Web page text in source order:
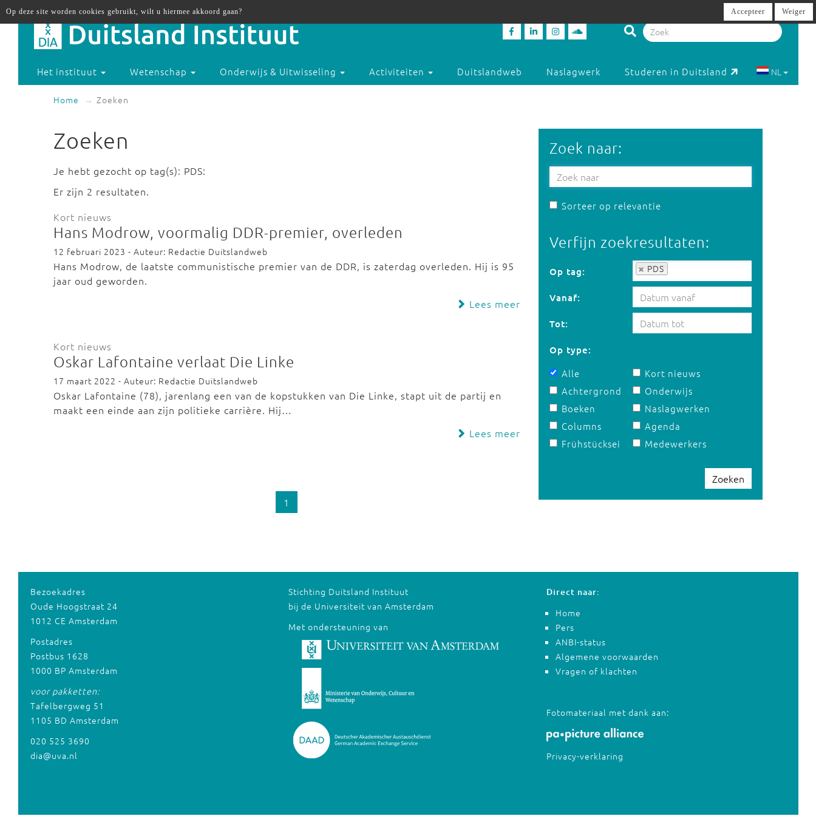
Het instituut Wetenschap Onderwijs & Uitwisseling Activiteiten Duitslandweb Naslagwerk Studeren in Duitsland NL
Home Zoeken
Zoeken
Je hebt gezocht op tag(s): PDS:
Er zijn 2 resultaten.
Kort nieuws
Hans Modrow, voormalig DDR-premier, overleden
12 februari 2023 - Auteur: Redactie Duitslandweb
Hans Modrow, de laatste communistische premier van de DDR, is zaterdag overleden. Hij is 95
jaar oud geworden.
Lees meer
Kort nieuws
Oskar Lafontaine verlaat Die Linke
17 maart 2022 - Auteur: Redactie Duitslandweb
Oskar Lafontaine (78), jarenlang een van de kopstukken van Die Linke, stapt uit de partij en
maakt een einde aan zijn politieke carrière. Hij…
Lees meer
1
Zoek naar:
Sorteer op relevantie
Verfijn zoekresultaten:
Op tag: PDS
Op tag:
Vanaf:
Tot:
Op type:
Alle
Achtergrond
Boeken
Columns
Frühstücksei
Kort nieuws
Onderwijs
Naslagwerken
Agenda
Medewerkers
Zoeken
Bezoekadres
Oude Hoogstraat 24
1012 CE Amsterdam
Postadres
Postbus 1628
1000 BP Amsterdam
voor pakketten:
Tafelbergweg 51
1105 BD Amsterdam
020 525 3690
dia@uva.nl
Stichting Duitsland Instituut
bij de Universiteit van Amsterdam
Met ondersteuning van
Direct naar:
Home
Pers
ANBI-status
Algemene voorwaarden
Vragen of klachten
Fotomateriaal met dank aan:
Privacy-verklaring
Op deze site worden cookies gebruikt, wilt u hiermee akkoord gaan? Accepteer Weiger